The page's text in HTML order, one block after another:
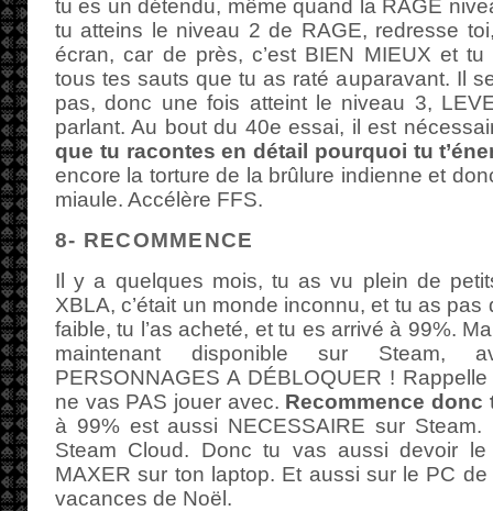
tu es un détendu, même quand la RAGE
tu atteins le niveau 2 de RAGE, redresse
écran, car de près, c’est BIEN MIEUX et
tous tes sauts que tu as raté auparavant. Il
pas, donc une fois atteint le niveau 3,
parlant. Au bout du 40e essai, il est
que tu racontes en détail pourquoi tu
encore la torture de la brûlure indienne et
miaule. Accélère FFS.
8- RECOMMENCE
Il y a quelques mois, tu as vu plein de
XBLA, c’était un monde inconnu, et tu as
faible, tu l’as acheté, et tu es arrivé à 99%.
maintenant disponible sur Steam,
PERSONNAGES A DÉBLOQUER !
ne vas PAS jouer avec. Recommence donc
à 99% est aussi NECESSAIRE sur Steam.
Steam Cloud. Donc tu vas aussi devoir le
MAXER sur ton laptop. Et aussi sur le PC
vacances de Noël.